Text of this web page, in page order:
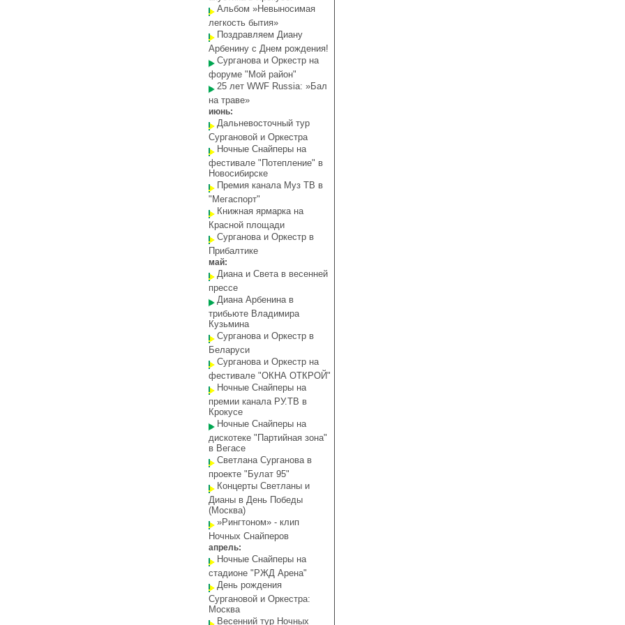
Альбом »Невыносимая
легкость бытия»
Поздравляем Диану
Арбенину с Днем рождения!
Сурганова и Оркестр на
форуме "Мой район"
25 лет WWF Russia: »Бал
на траве»
июнь:
Дальневосточный тур
Сургановой и Оркестра
Ночные Снайперы на
фестивале "Потепление" в
Новосибирске
Премия канала Муз ТВ в
"Мегаспорт"
Книжная ярмарка на
Красной площади
Сурганова и Оркестр в
Прибалтике
май:
Диана и Света в весенней
прессе
Диана Арбенина в
трибьюте Владимира
Кузьмина
Сурганова и Оркестр в
Беларуси
Сурганова и Оркестр на
фестивале "ОКНА ОТКРОЙ"
Ночные Снайперы на
премии канала РУ.ТВ в
Крокусе
Ночные Снайперы на
дискотеке "Партийная зона"
в Вегасе
Светлана Сурганова в
проекте "Булат 95"
Концерты Светланы и
Дианы в День Победы
(Москва)
»Рингтоном» - клип
Ночных Снайперов
апрель:
Ночные Снайперы на
стадионе "РЖД Арена"
День рождения
Сургановой и Оркестра:
Москва
Весенний тур Ночных